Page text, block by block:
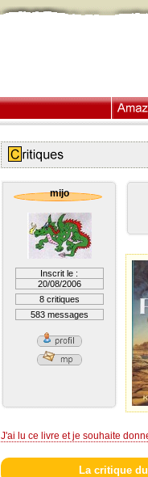
mijo
Inscrit le :
20/08/2006
8 critiques
583 messages
J'ai lu ce livre et je souhaite
La critique